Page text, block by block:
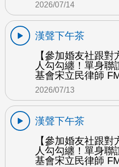
2026/07/14
漢聲下午茶
【參加婚友社跟
人勾勾纏！單身聯
基會宋立民律師
2026/07/13
漢聲下午茶
【參加婚友社跟
人勾勾纏！單身聯
基會宋立民律師